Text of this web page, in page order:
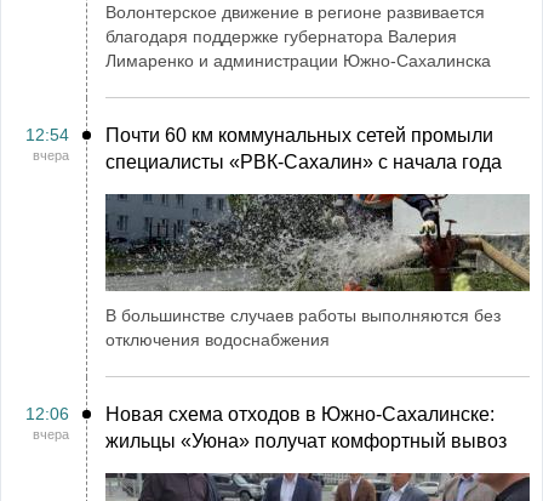
Волонтерское движение в регионе развивается
благодаря поддержке губернатора Валерия
Лимаренко и администрации Южно-Сахалинска
12:54
вчера
Почти 60 км коммунальных сетей промыли
специалисты «РВК‑Сахалин» с начала года
В большинстве случаев работы выполняются без
отключения водоснабжения
12:06
вчера
Новая схема отходов в Южно-Сахалинске:
жильцы «Уюна» получат комфортный вывоз